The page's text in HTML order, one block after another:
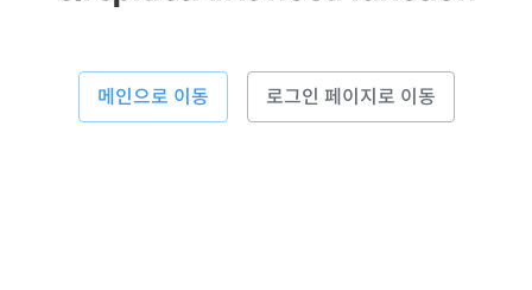
메인으로 이동 로그인 페이지로 이동